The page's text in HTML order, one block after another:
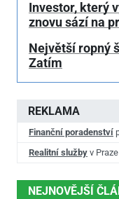
REKLAMA
Finanční poradenství
Realitní služby v
NEJNOVĚJŠÍ
Investor, který
znovu sází na
Největší ropný
Zatím